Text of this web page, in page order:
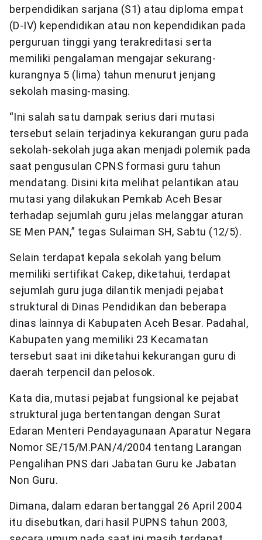
berpendidikan sarjana (S1) atau diploma empat
(D-IV) kependidikan atau non kependidikan pada
perguruan tinggi yang terakreditasi serta
memiliki pengalaman mengajar sekurang-
kurangnya 5 (lima) tahun menurut jenjang
sekolah masing-masing.
“Ini salah satu dampak serius dari mutasi
tersebut selain terjadinya kekurangan guru pada
sekolah-sekolah juga akan menjadi polemik pada
saat pengusulan CPNS formasi guru tahun
mendatang. Disini kita melihat pelantikan atau
mutasi yang dilakukan Pemkab Aceh Besar
terhadap sejumlah guru jelas melanggar aturan
SE Men PAN,” tegas Sulaiman SH, Sabtu (12/5).
Selain terdapat kepala sekolah yang belum
memiliki sertifikat Cakep, diketahui, terdapat
sejumlah guru juga dilantik menjadi pejabat
struktural di Dinas Pendidikan dan beberapa
dinas lainnya di Kabupaten Aceh Besar. Padahal,
Kabupaten yang memiliki 23 Kecamatan
tersebut saat ini diketahui kekurangan guru di
daerah terpencil dan pelosok.
Kata dia, mutasi pejabat fungsional ke pejabat
struktural juga bertentangan dengan Surat
Edaran Menteri Pendayagunaan Aparatur Negara
Nomor SE/15/M.PAN/4/2004 tentang Larangan
Pengalihan PNS dari Jabatan Guru ke Jabatan
Non Guru.
Dimana, dalam edaran bertanggal 26 April 2004
itu disebutkan, dari hasil PUPNS tahun 2003,